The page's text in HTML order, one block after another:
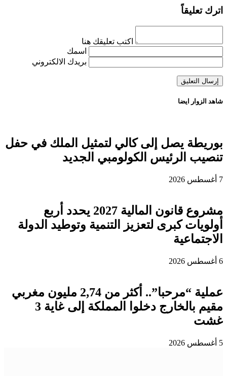
اترك تعليقاً
اكتب تعليقك هنا
اسمك
بريدك الالكتروني
شاهد الزوار ايضا
بوريطة يصل إلى كالي لتمثيل الملك في حفل
تنصيب الرئيس الكولومبي الجديد
7 أغسطس 2026
مشروع قانون المالية 2027 يحدد أربع
أولويات كبرى لتعزيز التنمية وتوطيد الدولة
الاجتماعية
6 أغسطس 2026
عملية “مرحبا”.. أكثر من 2,74 مليون مغربي
مقيم بالخارج دخلوا المملكة إلى غاية 3
غشت
5 أغسطس 2026